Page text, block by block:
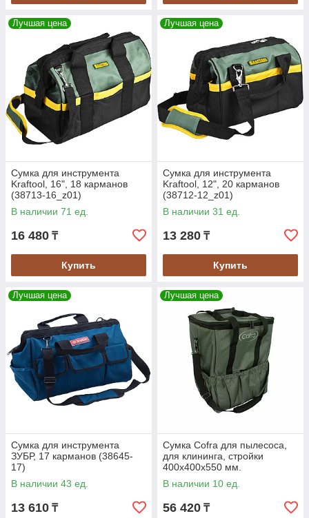
Лучшая цена
Сумка для инструмента
Kraftool, 16", 18 карманов
(38713-16_z01)
В наличии 71 ед.
16 480 ₸
Купить
Лучшая цена
Сумка для инструмента
Kraftool, 12", 20 карманов
(38712-12_z01)
В наличии 31 ед.
13 280 ₸
Купить
Лучшая цена
Сумка для инструмента
ЗУБР, 17 карманов (38645-
17)
В наличии 43 ед.
13 610 ₸
Лучшая цена
Сумка Cofra для пылесоса,
для клининга, стройки
400х400х550 мм.
В наличии 10 ед.
56 420 ₸